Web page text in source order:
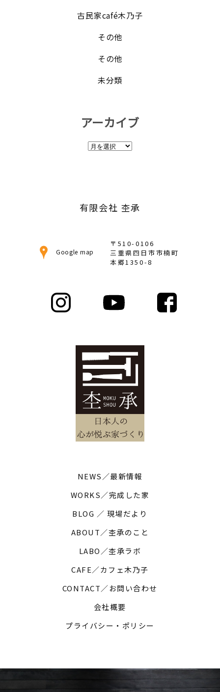
古民家café木乃子
その他
その他
未分類
アーカイブ
ア
有限会社 杢承
Google map
〒510-0106
三重県四日市市楠町
本郷1350-8
NEWS／最新情報
WORKS／完成した家
BLOG ／ 現場だより
ABOUT／杢承のこと
LABO／杢承ラボ
CAFE／カフェ木乃子
CONTACT／お問い合わせ
会社概要
プライバシー・ポリシー